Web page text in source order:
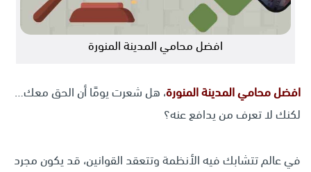
افضل محامي المدينة المنورة
افضل محاميالمدينة المنورة، هل شعرت يومًا أن الحق معك…
لكنك لا تعرف من يدافع عنه؟
في عالم تتشابك فيه الأنظمة وتتعقد القوانين، قد يكون مجرد